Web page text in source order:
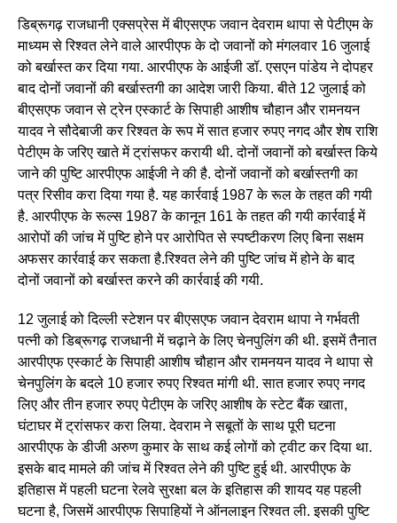
डिब्रूगढ़ राजधानी एक्सप्रेस में बीएसएफ जवान देवराम थापा से पेटीएम के
माध्यम से रिश्वत लेने वाले आरपीएफ के दो जवानों को मंगलवार 16 जुलाई
को बर्खास्त कर दिया गया. आरपीएफ के आईजी डॉ. एसएन पांडेय ने दोपहर
बाद दोनों जवानों की बर्खास्तगी का आदेश जारी किया. बीते 12 जुलाई को
बीएसएफ जवान से ट्रेन एस्कार्ट के सिपाही आशीष चौहान और रामनयन
यादव ने सौदेबाजी कर रिश्वत के रूप में सात हजार रुपए नगद और शेष राशि
पेटीएम के जरिए खाते में ट्रांसफर करायी थी. दोनों जवानों को बर्खास्त किये
जाने की पुष्टि आरपीएफ आईजी ने की है. दोनों जवानों को बर्खास्तगी का
पत्र रिसीव करा दिया गया है. यह कार्रवाई 1987 के रूल के तहत की गयी
है. आरपीएफ के रूल्स 1987 के कानून 161 के तहत की गयी कार्रवाई में
आरोपों की जांच में पुष्टि होने पर आरोपित से स्पष्टीकरण लिए बिना सक्षम
अफसर कार्रवाई कर सकता है.रिश्वत लेने की पुष्टि जांच में होने के बाद
दोनों जवानों को बर्खास्त करने की कार्रवाई की गयी.
12 जुलाई को दिल्ली स्टेशन पर बीएसएफ जवान देवराम थापा ने गर्भवती
पत्नी को डिब्रूगढ़ राजधानी में चढ़ाने के लिए चेनपुलिंग की थी. इसमें तैनात
आरपीएफ एस्कार्ट के सिपाही आशीष चौहान और रामनयन यादव ने थापा से
चेनपुलिंग के बदले 10 हजार रुपए रिश्वत मांगी थी. सात हजार रुपए नगद
लिए और तीन हजार रुपए पेटीएम के जरिए आशीष के स्टेट बैंक खाता,
घंटाघर में ट्रांसफर करा लिया. देवराम ने सबूतों के साथ पूरी घटना
आरपीएफ के डीजी अरुण कुमार के साथ कई लोगों को ट्वीट कर दिया था.
इसके बाद मामले की जांच में रिश्वत लेने की पुष्टि हुई थी. आरपीएफ के
इतिहास में पहली घटना रेलवे सुरक्षा बल के इतिहास की शायद यह पहली
घटना है, जिसमें आरपीएफ सिपाहियों ने ऑनलाइन रिश्वत ली. इसकी पुष्टि